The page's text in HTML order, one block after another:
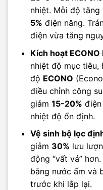
nhiệt. Mỗi độ
5% điện năng.
điện vừa tăng
Kích hoạt
nhiệt độ mục tiêu,
độ ECONO
điều chỉnh công
giảm 15-20%
nhiệt độ ổn định.
Vệ sinh bộ lọc
giảm 30% lưu
động “vất vả”
bằng nước ấm và
trước khi lắp lại.